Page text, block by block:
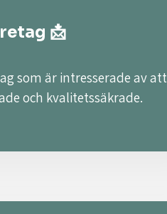
📩
som är intresserade av att
och kvalitetssäkrade.